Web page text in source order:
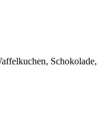
Schokolade,